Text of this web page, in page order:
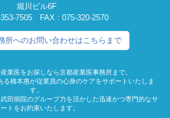
堀川ビル6F
7505 FAX : 075-320-2570
所へのお問い合わせはこちらまで
業医をお探しなら京都産業医事務所まで。
る橋本惠が従業員の心身のケアをサポートいたしま
す。
田病院のグループ力を活かした迅速かつ専門的なサ
トをお約束いたします。